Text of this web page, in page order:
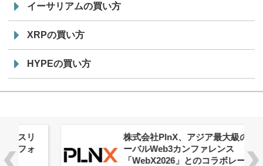
イーサリアムの買い方
XRPの買い方
HYPEの買い方
株式会社PlnX、アジア最大級のグロ
ーバルWeb3カンファレンス
「WebX2026」とのコラボレーショ